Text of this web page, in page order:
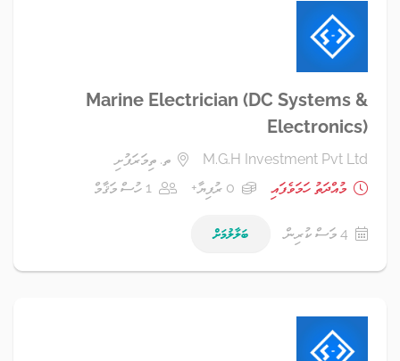
Marine Electrician (DC Systems &
Electronics)
M.G.H Investment Pvt Ltd
ތ. ތިމަރަފުށި
މުއްދަތު ހަމަވެފައި
0 ރުފިޔާ+ 1 ހުސް މަޤާމް
4 މަސް ކުރިން ބަލާލުމަށް